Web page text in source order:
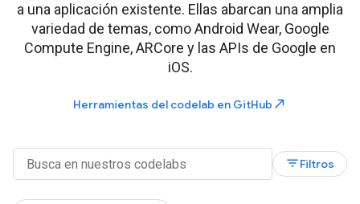
a una aplicación existente. Ellas abarcan una amplia
variedad de temas, como Android Wear, Google
Compute Engine, ARCore y las APIs de Google en
iOS.
Herramientas del codelab en GitHub north_east
filter_listFiltros